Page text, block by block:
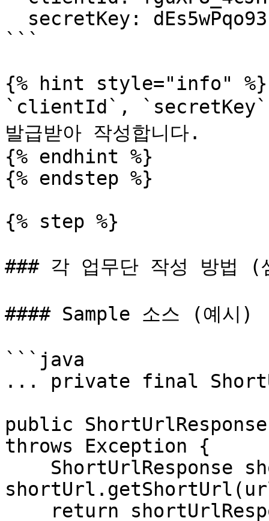
```
{% hint style="info" %}
`clientId`, `secretKey`
발급받아 작성합니다.
{% endhint %}
{% endstep %}
{% step %}
### 각 업무단 작성 방법 (
#### Sample 소스 (예시)
```java
... private final
public
throws Exception {